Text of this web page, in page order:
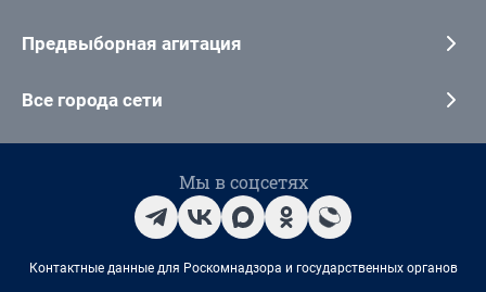
Предвыборная агитация
Все города сети
Мы в соцсетях
Контактные данные для Роскомнадзора и государственных органов